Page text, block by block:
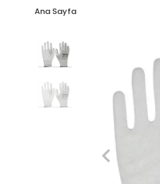
Ana Sayfa